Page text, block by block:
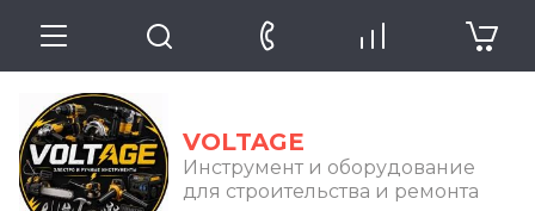
VOLTAGE
Инструмент и оборудование
для строительства и ремонта